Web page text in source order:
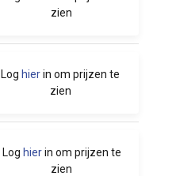
zien
Log hierin om prijzen te
zien
Log hierin om prijzen te
zien